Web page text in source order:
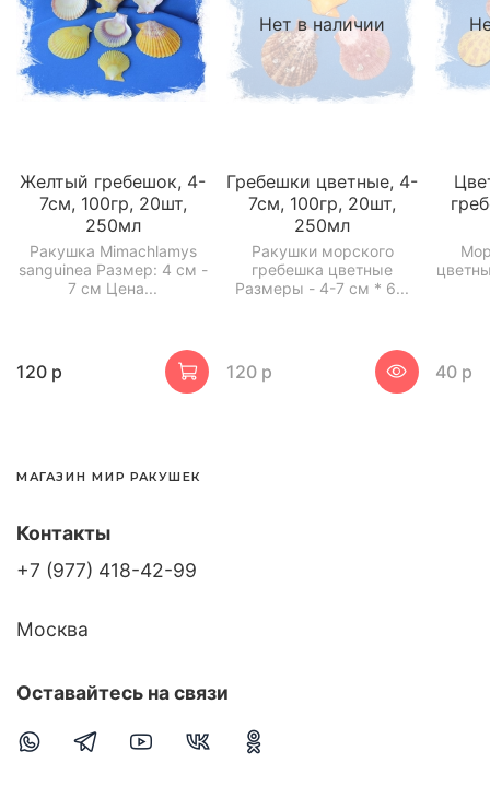
Желтый гребешок, 4-
7см, 100гр, 20шт,
250мл
Ракушка Mimachlamys
sanguinea Размер: 4 см -
7 см Цена...
120 р
Нет в наличии
Гребешки цветные, 4-
7см, 100гр, 20шт,
250мл
Ракушки морского
гребешка цветные
Размеры - 4-7 см * 6...
120 р 40 р
МАГАЗИН МИР РАКУШЕК
Контакты
+7 (977) 418-42-99
Москва
Оставайтесь на связи